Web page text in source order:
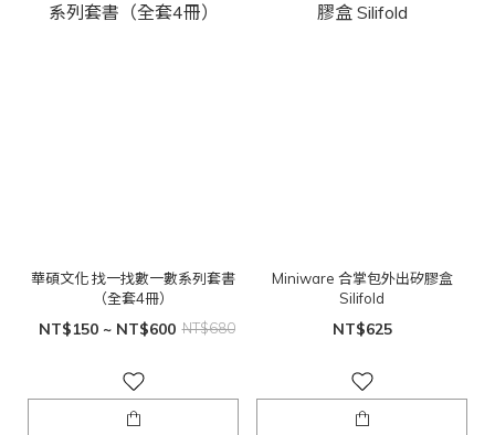
華碩文化 找一找數一數系列套書
（全套4冊）
NT$150 ~ NT$600 NT$680
Miniware 合掌包外出矽膠盒
Silifold
NT$625